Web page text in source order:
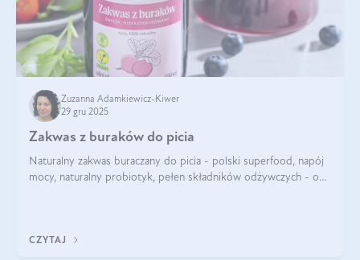
Zuzanna Adamkiewicz-Kiwer
29 gru 2025
Zakwas z buraków do picia
Naturalny zakwas buraczany do picia - polski superfood, napój
mocy, naturalny probiotyk, pełen składników odżywczych - o
CZYTAJ